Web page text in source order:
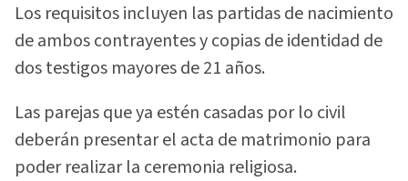
Los requisitos incluyen las partidas de nacimiento
de ambos contrayentes y copias de identidad de
dos testigos mayores de 21 años.
Las parejas que ya estén casadas por lo civil
deberán presentar el acta de matrimonio para
poder realizar la ceremonia religiosa.